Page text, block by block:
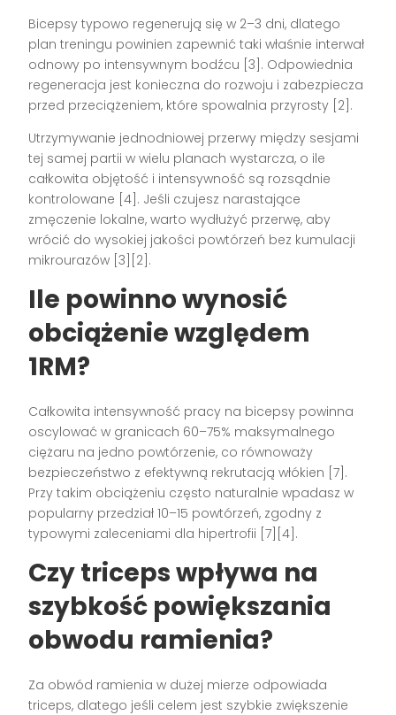
Bicepsy typowo regenerują się w 2–3 dni, dlatego
plan treningu powinien zapewnić taki właśnie interwał
odnowy po intensywnym bodźcu [3]. Odpowiednia
regeneracja jest konieczna do rozwoju i zabezpiecza
przed przeciążeniem, które spowalnia przyrosty [2].
Utrzymywanie jednodniowej przerwy między sesjami
tej samej partii w wielu planach wystarcza, o ile
całkowita objętość i intensywność są rozsądnie
kontrolowane [4]. Jeśli czujesz narastające
zmęczenie lokalne, warto wydłużyć przerwę, aby
wrócić do wysokiej jakości powtórzeń bez kumulacji
mikrourazów [3][2].
Ile powinno wynosić
obciążenie względem
1RM?
Całkowita intensywność pracy na bicepsy powinna
oscylować w granicach 60–75% maksymalnego
ciężaru na jedno powtórzenie, co równoważy
bezpieczeństwo z efektywną rekrutacją włókien [7].
Przy takim obciążeniu często naturalnie wpadasz w
popularny przedział 10–15 powtórzeń, zgodny z
typowymi zaleceniami dla hipertrofii [7][4].
Czy triceps wpływa na
szybkość powiększania
obwodu ramienia?
Za obwód ramienia w dużej mierze odpowiada
triceps, dlatego jeśli celem jest szybkie zwiększenie